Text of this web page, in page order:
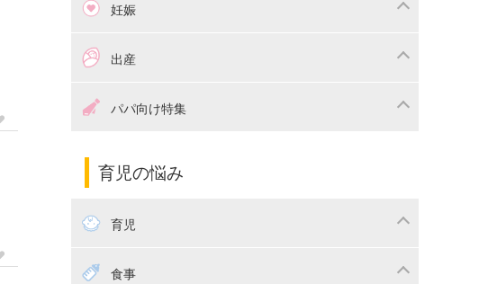
妊娠
つわり
妊娠中の食事
出産
出産準備パパ向け特集
パパ向け特集
育児の悩み
育児
赤ちゃんのお世話
食事